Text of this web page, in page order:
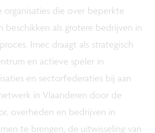
organisaties die over beperkte
beschikken als grotere bedrijven in
Imec draagt als strategisch
en actieve speler in
en sectorfederaties bij aan
in Vlaanderen door de
overheden en bedrijven in
te brengen, de uitwisseling van